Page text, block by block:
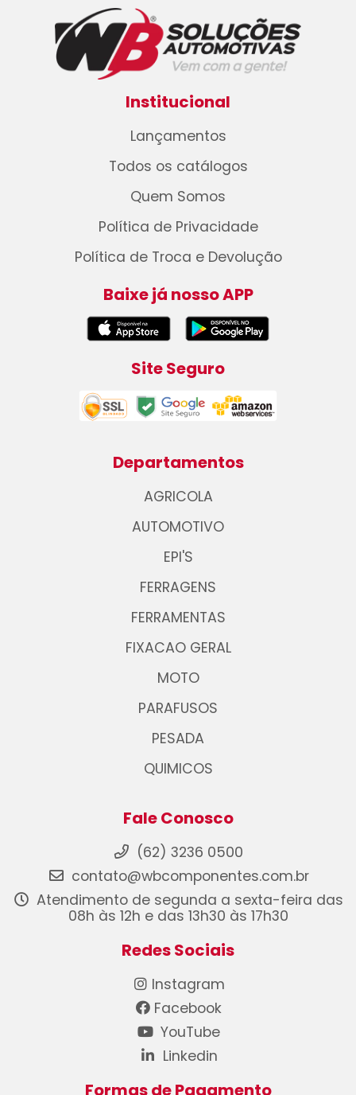
Institucional
Lançamentos
Todos os catálogos
Quem Somos
Política de Privacidade
Política de Troca e Devolução
Baixe já nosso APP
Site Seguro
Departamentos
AGRICOLA
AUTOMOTIVO
EPI'S
FERRAGENS
FERRAMENTAS
FIXACAO GERAL
MOTO
PARAFUSOS
PESADA
QUIMICOS
Fale Conosco
(62) 3236 0500
contato@wbcomponentes.com.br
Atendimento de segunda a sexta-feira das
08h às 12h e das 13h30 às 17h30
Redes Sociais
Instagram
Facebook
YouTube
Linkedin
Formas de Pagamento